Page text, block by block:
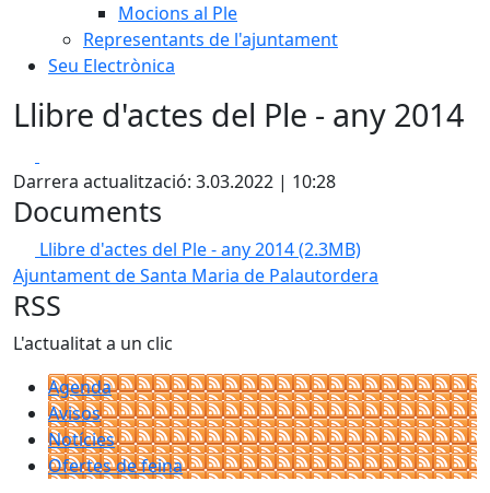
Mocions al Ple
Representants de l'ajuntament
Seu Electrònica
Llibre d'actes del Ple - any 2014
Darrera actualització: 3.03.2022 | 10:28
Documents
Llibre d'actes del Ple - any 2014(2.3MB)
Ajuntament de Santa Maria de Palautordera
RSS
L'actualitat a un clic
Agenda
Avisos
Notícies
Ofertes de feina